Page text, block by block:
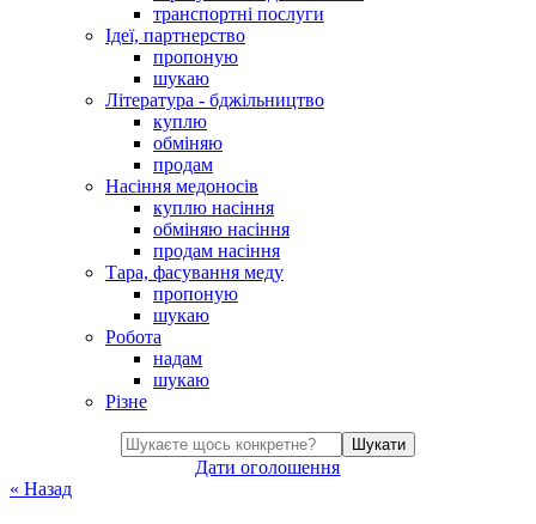
транспортні послуги
Ідеї, партнерство
пропоную
шукаю
Література - бджільництво
куплю
обміняю
продам
Насіння медоносів
куплю насіння
обміняю насіння
продам насіння
Тара, фасування меду
пропоную
шукаю
Робота
надам
шукаю
Різне
Шукати
Дати оголошення
« Назад